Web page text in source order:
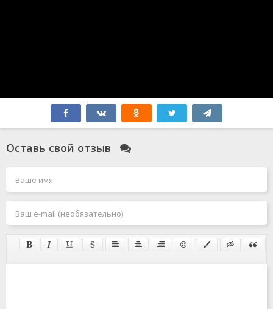
Оставь свой отзыв